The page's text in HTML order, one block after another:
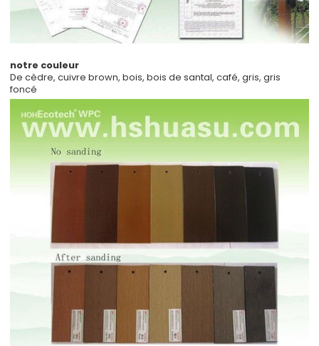
notre couleur
De cèdre, cuivre brown, bois, bois de santal, café, gris, gris
foncé